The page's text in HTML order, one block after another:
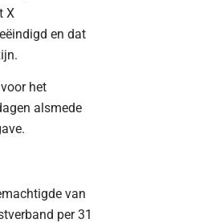
X
en dat
het
alsmede
van
per 31